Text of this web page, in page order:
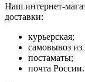
Наш интернет-
доставки:
курьерская;
самовывоз из
постаматы;
почта России.